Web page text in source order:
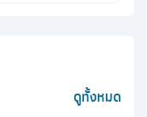
ดูทั้งหมด